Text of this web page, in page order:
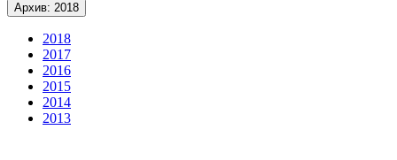
Архив: 2018
2018
2017
2016
2015
2014
2013